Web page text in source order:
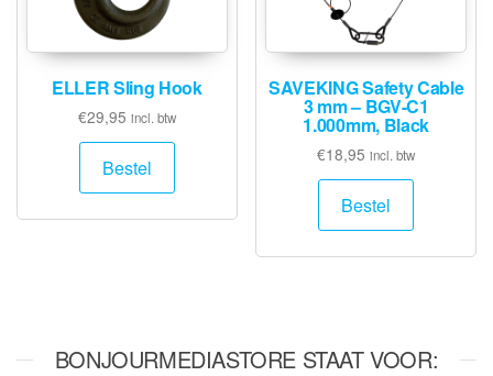
ELLER Sling Hook
€29,95 incl. btw
Bestel
SAVEKING Safety Cable
3 mm – BGV-C1
1.000mm, Black
€18,95 incl. btw
Bestel
BONJOURMEDIASTORE STAAT VOOR: